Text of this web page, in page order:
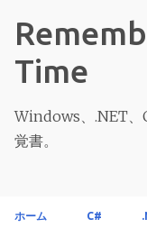
スキップ
Time
Windows、.NET、
覚書。
ホーム C#